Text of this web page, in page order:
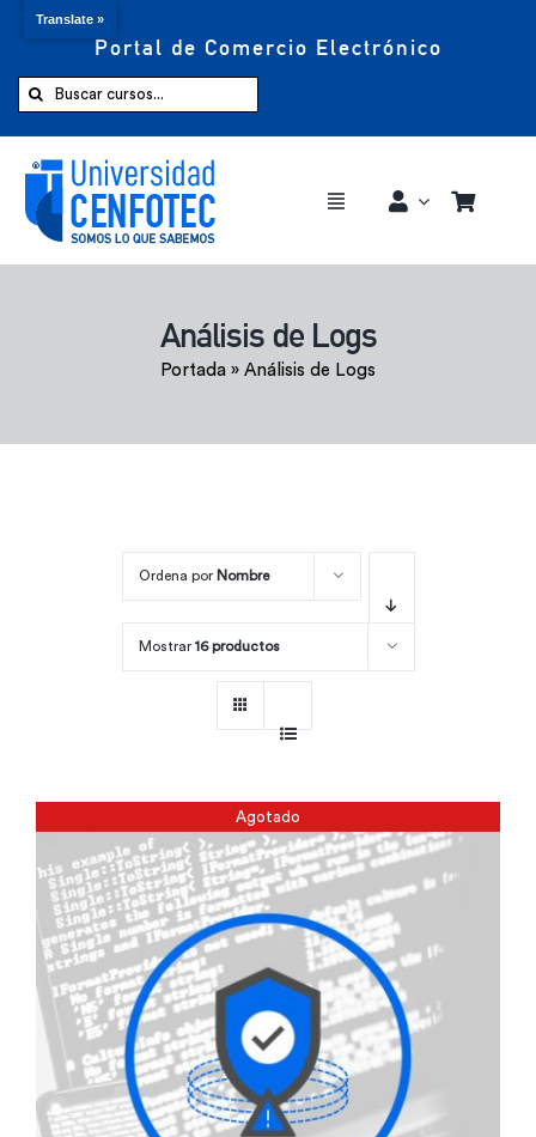
Portal de Comercio Electrónico
Buscar:
Toggle
Comprar ahora
Análisis de Logs
Portada » Análisis de Logs
Ordena por Nombre
Mostrar 16 productos
Agotado
Translate »